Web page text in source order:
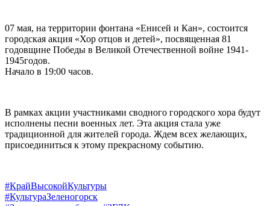
07 мая, на территории фонтана «Енисей и Кан», состоится
городская акция «Хор отцов и детей», посвященная 81
годовщине Победы в Великой Отечественной войне 1941-
1945годов.
Начало в 19:00 часов.
В рамках акции участниками сводного городского хора будут
исполнены песни военных лет. Эта акция стала уже
традиционной для жителей города. Ждем всех желающих,
присоединиться к этому прекрасному событию.
#КрайВысокойКультуры
#КультураЗеленогорск